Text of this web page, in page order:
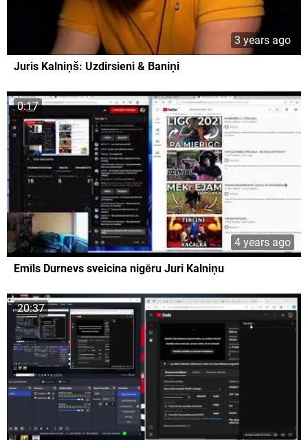
3 years ago
Juris Kalniņš: Uzdirsieni & Baniņi
0:17
4 years ago
Emīls Durnevs sveicina nigēru Juri Kalniņu
20:37